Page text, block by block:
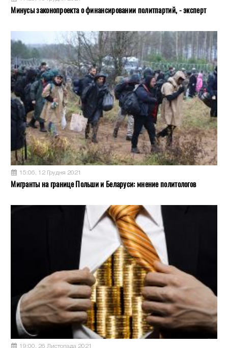
Минусы законопроекта о финансировании политпартий, - эксперт
15:06, 12 Грудня 2021
Мигранты на границе Польши и Беларуси: мнение политологов
19:00, 26 Листопада 2021